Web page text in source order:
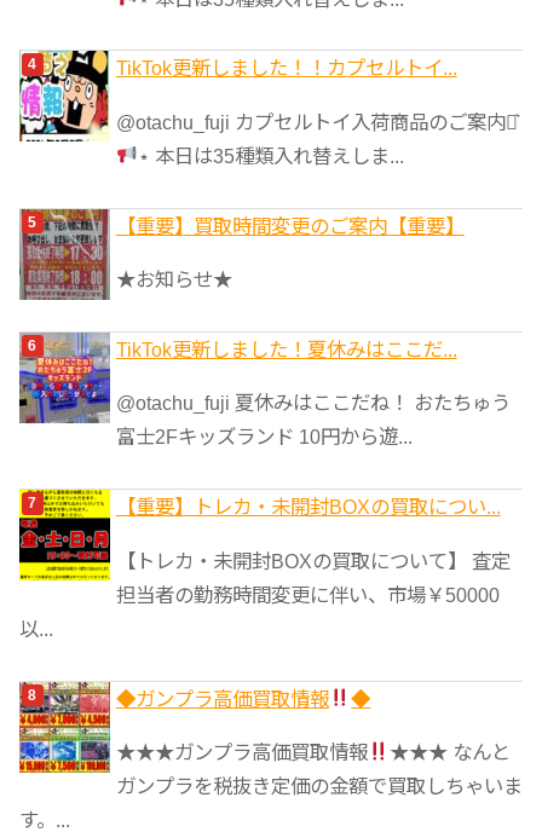
TikTok更新しました！！カプセルトイ...
@otachu_fuji カプセルトイ入荷商品のご案内⋆͛
⋆ 本日は35種類入れ替えしま...
【重要】買取時間変更のご案内【重要】
★お知らせ★
TikTok更新しました！夏休みはここだ...
@otachu_fuji 夏休みはここだね！ おたちゅう
富士2Fキッズランド 10円から遊...
【重要】トレカ・未開封BOXの買取につい...
【トレカ・未開封BOXの買取について】 査定
担当者の勤務時間変更に伴い、市場￥50000
以...
◆ガンプラ高価買取情報 ◆
★★★ガンプラ高価買取情報
★★★ なんと
ガンプラを税抜き定価の金額で買取しちゃいま
す。...